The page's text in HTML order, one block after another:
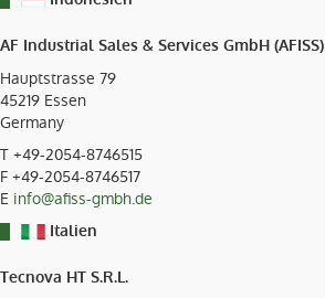
AF Industrial Sales & Services GmbH (AFISS)
Hauptstrasse 79
45219 Essen
Germany
T +49-2054-8746515
F +49-2054-8746517
E info@afiss-gmbh.de
Italien
Tecnova HT S.R.L.